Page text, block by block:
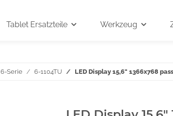
Tablet Ersatzteile Werkzeug
6-Serie 6-1104TU LED Display 15,6" 1366x768